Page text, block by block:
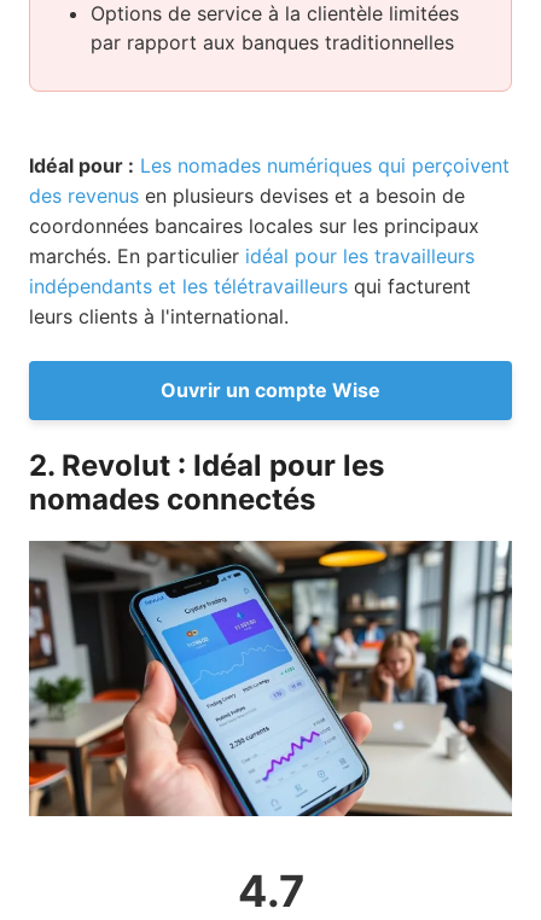
Options de service à la clientèle limitées
par rapport aux banques traditionnelles
Idéal pour : Les nomades numériques qui perçoivent
des revenus en plusieurs devises et a besoin de
coordonnées bancaires locales sur les principaux
marchés. En particulier idéal pour les travailleurs
indépendants et les télétravailleurs qui facturent
leurs clients à l'international.
Ouvrir un compte Wise
2. Revolut : Idéal pour les
nomades connectés
4.7